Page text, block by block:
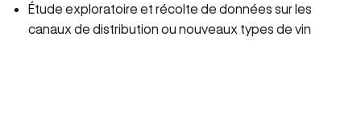
Étude exploratoire et récolte de données sur les
canaux de distribution ou nouveaux types de vin